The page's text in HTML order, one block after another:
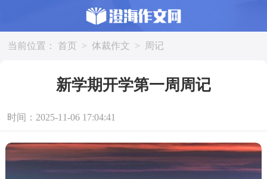
当前位置： 首页 > 体裁作文 > 周记
新学期开学第一周周记
时间：2025-11-06 17:04:41